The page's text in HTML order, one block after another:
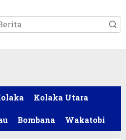
Kolaka Utara
Bombana Wakatobi